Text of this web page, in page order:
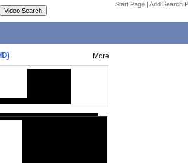
Start Page | Add Search
More